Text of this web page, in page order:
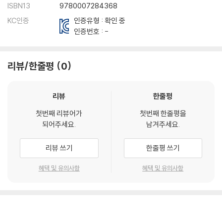
ISBN13
9780007284368
KC인증
인증유형 : 확인 중
인증번호 : -
리뷰/한줄평 0
리뷰
첫번째 리뷰어가
되어주세요.
리뷰 쓰기
혜택 및 유의사항
한줄평
첫번째 한줄평을
남겨주세요.
한줄평 쓰기
혜택 및 유의사항